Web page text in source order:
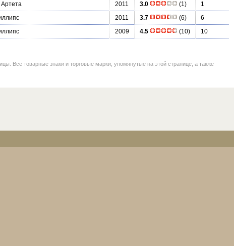
Артета 2011 3.0 (1)
1
2011 3.7 (6)
6
2009 4.5 (10)
10
товарные знаки и торговые марки, упомянутые на этой странице, а также